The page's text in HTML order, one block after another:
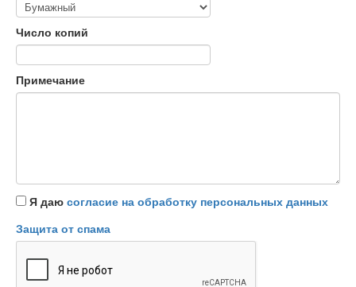
Число копий
Примечание
Я даю согласие на обработку персональных данных
Защита от спама